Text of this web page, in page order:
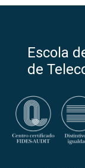
Escola
de